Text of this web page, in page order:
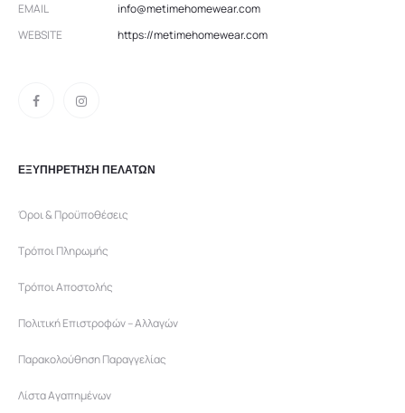
EMAIL
info@metimehomewear.com
WEBSITE
https://metimehomewear.com
ΕΞΥΠΗΡΕΤΗΣΗ ΠΕΛΑΤΩΝ
Όροι & Προϋποθέσεις
Τρόποι Πληρωμής
Τρόποι Αποστολής
Πολιτική Επιστροφών – Αλλαγών
Παρακολούθηση Παραγγελίας
Λίστα Αγαπημένων